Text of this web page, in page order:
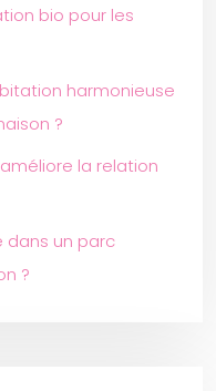
bio pour les
harmonieuse
?
la relation
dans un parc
?